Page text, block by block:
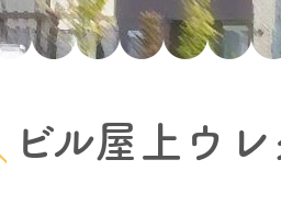
ビル屋上ウ